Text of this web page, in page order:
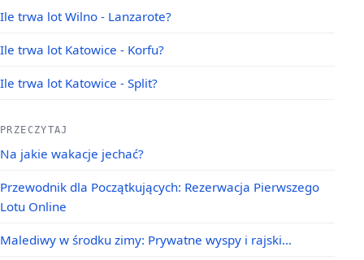
Ile trwa lot Wilno - Lanzarote?
Ile trwa lot Katowice - Korfu?
Ile trwa lot Katowice - Split?
PRZECZYTAJ
Na jakie wakacje jechać?
Przewodnik dla Początkujących: Rezerwacja Pierwszego
Lotu Online
Malediwy w środku zimy: Prywatne wyspy i rajski…